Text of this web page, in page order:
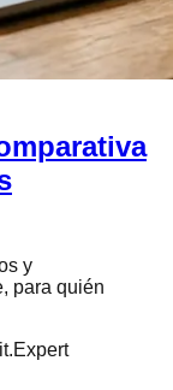
y
para quién